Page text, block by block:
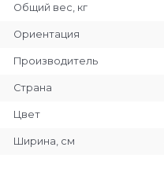
Общий вес, кг
Ориентация
Производитель
Страна
Цвет
Ширина, см